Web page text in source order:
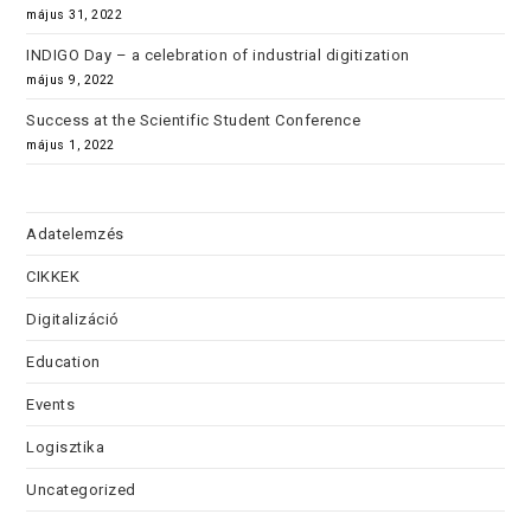
május 31, 2022
INDIGO Day – a celebration of industrial digitization
május 9, 2022
Success at the Scientific Student Conference
május 1, 2022
Adatelemzés
CIKKEK
Digitalizáció
Education
Events
Logisztika
Uncategorized